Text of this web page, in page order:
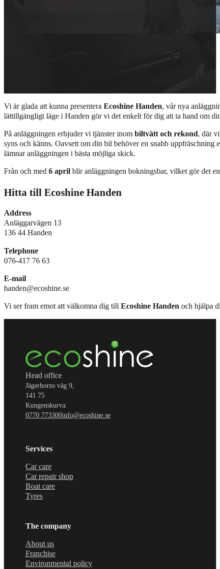
Vi är glada att kunna presentera Ecoshine Handen, vår nya
lättillgängligt läge i Handen gör vi det enkelt för dig att ta hand om
På anläggningen erbjuder vi tjänster inom biltvätt och rekond, där
syns och känns. Oavsett om din bil behöver en snabb
lämnar anläggningen i bästa möjliga skick.
Från och med 6 april blir anläggningen bokningsbar, vilket gör det
Hitta till Ecoshine Handen
Address
Anläggarvägen 13
136 44 Handen
Telephone
076-417 76 63
E-mail
handen@ecoshine.se
Vi ser fram emot att välkomna dig till Ecoshine Handen och hjälpa
Head office
Jägerhorns väg 9,
141 75
Kungenskurva.
0770 773300info@ecoshine.se
Services
Car care
Car repair shop
Boat care
Tyres
The company
About us
Franchise
Environmental policy